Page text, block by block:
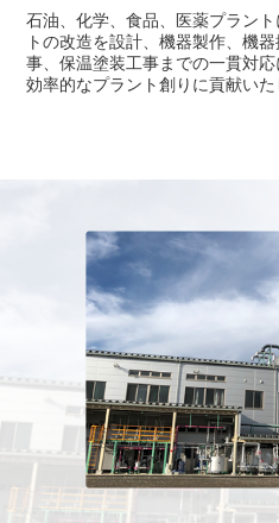
石油、化学、食品、医薬プラン
トの改造を設計、機器製作、機
事、保温塗装工事までの一貫対
効率的なプラント創りに貢献いた